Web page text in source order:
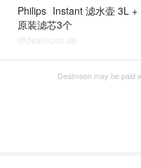
Philips Instant 滤水壶 3L +
原装滤芯3个
@dealmoon.de
Dealmoon may be paid